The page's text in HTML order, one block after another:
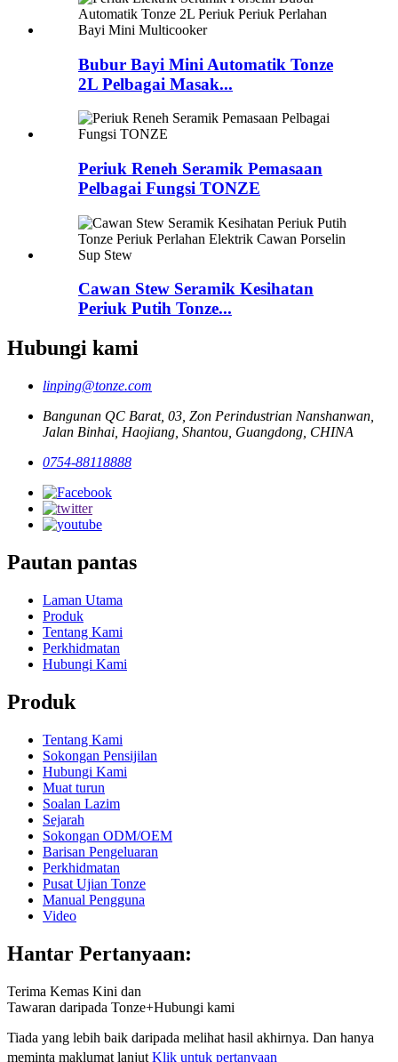
Bubur Bayi Mini Automatik Tonze
2L Pelbagai Masak...
Periuk Reneh Seramik Pemasaan
Pelbagai Fungsi TONZE
Cawan Stew Seramik Kesihatan
Periuk Putih Tonze...
Hubungi kami
linping@tonze.com
Bangunan QC Barat, 03, Zon Perindustrian Nanshanwan,
Jalan Binhai, Haojiang, Shantou, Guangdong, CHINA
0754-88118888
Pautan pantas
Laman Utama
Produk
Tentang Kami
Perkhidmatan
Hubungi Kami
Produk
Tentang Kami
Sokongan Pensijilan
Hubungi Kami
Muat turun
Soalan Lazim
Sejarah
Sokongan ODM/OEM
Barisan Pengeluaran
Perkhidmatan
Pusat Ujian Tonze
Manual Pengguna
Video
Hantar Pertanyaan:
Terima Kemas Kini dan
Tawaran daripada Tonze+Hubungi kami
Tiada yang lebih baik daripada melihat hasil akhirnya. Dan hanya
meminta maklumat lanjut Klik untuk pertanyaan